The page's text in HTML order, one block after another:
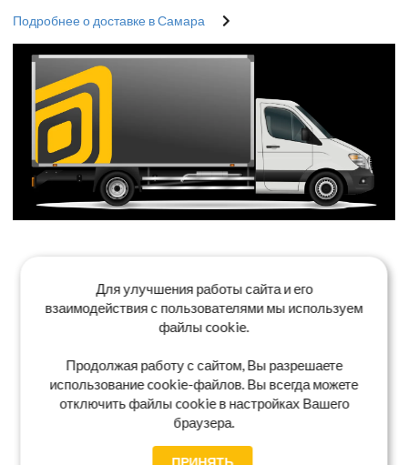
Подробнее о доставке в Самара
Для улучшения работы сайта и его
взаимодействия с пользователями мы используем
файлы cookie.
Продолжая работу с сайтом, Вы разрешаете
использование cookie-файлов. Вы всегда можете
отключить файлы cookie в настройках Вашего
браузера.
ПРИНЯТЬ